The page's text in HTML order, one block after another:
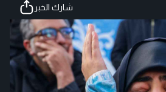
شارك الخبر